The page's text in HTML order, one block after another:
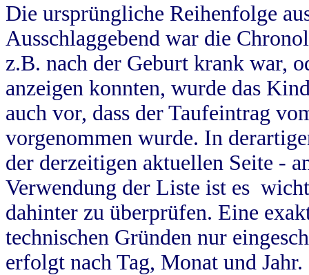
Die ursprüngliche Reihenfolge
Ausschlaggebend war die
z.B. nach der Geburt krank war,
anzeigen konnten, wurde das
auch vor, dass der Taufeintrag
vorgenommen wurde. In
der derzeitigen aktuellen Seite -
Verwendung der Liste ist es
dahinter zu überprüfen. Eine
technischen Gründen nur
erfolgt nach Tag, Monat und Jahr.